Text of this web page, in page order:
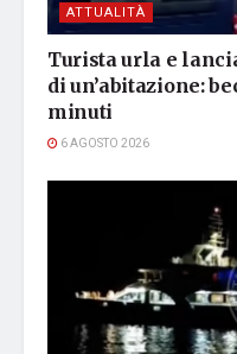
ATTUALITÀ
Turista urla e
di un’abitazione:
minuti
6 AGOSTO 2026